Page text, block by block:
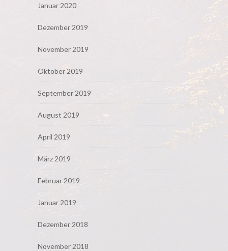
Januar 2020
Dezember 2019
November 2019
Oktober 2019
September 2019
August 2019
April 2019
März 2019
Februar 2019
Januar 2019
Dezember 2018
November 2018